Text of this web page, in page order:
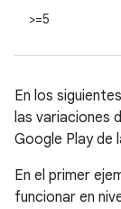
>=5
En los
las variaciones
Google Play de
En el primer
funcionar en